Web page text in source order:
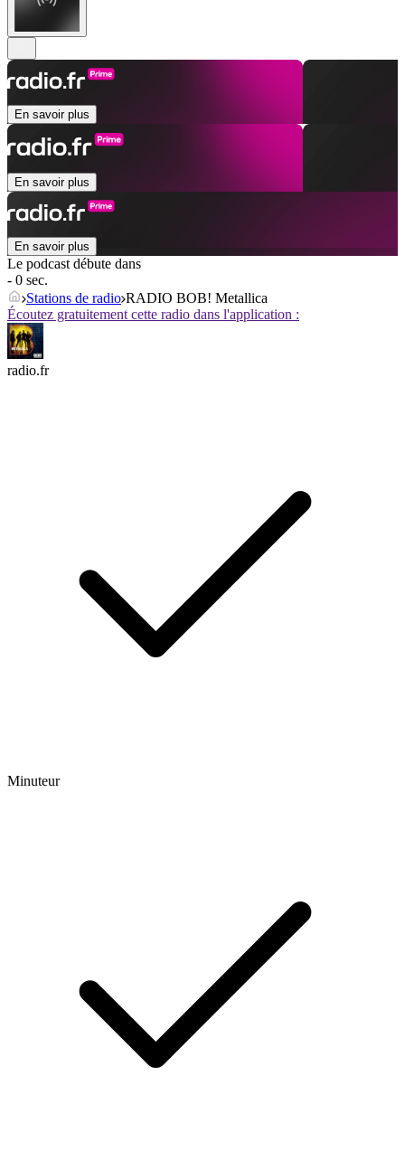
En savoir plus
En savoir plus
En savoir plus
Le podcast débute dans
- 0 sec.
Stations de radio RADIO BOB! Metallica
Écoutez gratuitement cette radio dans l'application :
radio.fr
Minuteur